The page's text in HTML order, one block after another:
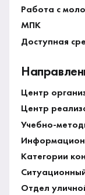
Работа с
МПК
Доступная
Центр
Центр
Учебно-
Категории
Отдел